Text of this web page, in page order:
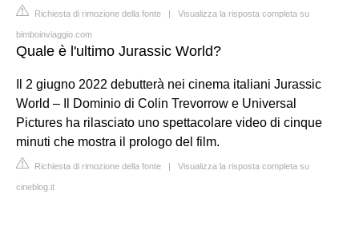
Richiesta di rimozione della fonte | Visualizza la risposta completa su
bimboinviaggio.com
Quale è l'ultimo Jurassic World?
Il 2 giugno 2022 debutterà nei cinema italiani Jurassic
World – Il Dominio di Colin Trevorrow e Universal
Pictures ha rilasciato uno spettacolare video di cinque
minuti che mostra il prologo del film.
Richiesta di rimozione della fonte | Visualizza la risposta completa su
cineblog.it